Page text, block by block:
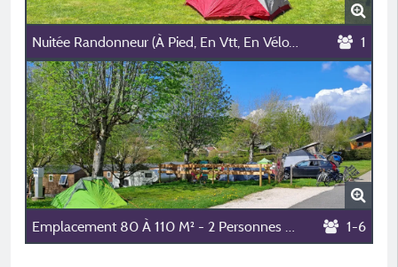
Nuitée Randonneur (À Pied, En Vtt, En Vélo) - Bivouac Partagé 1
Emplacement 80 À 110 M² - 2 Personnes + Élec. 6 A (1300 W) + 1 Véhicule + Caravane Ou Tentes 1-6